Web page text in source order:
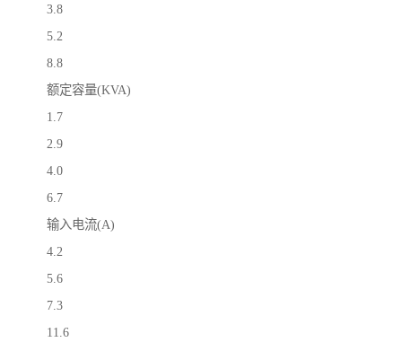
3.8
5.2
8.8
额定容量(KVA)
1.7
2.9
4.0
6.7
输入电流(A)
4.2
5.6
7.3
11.6